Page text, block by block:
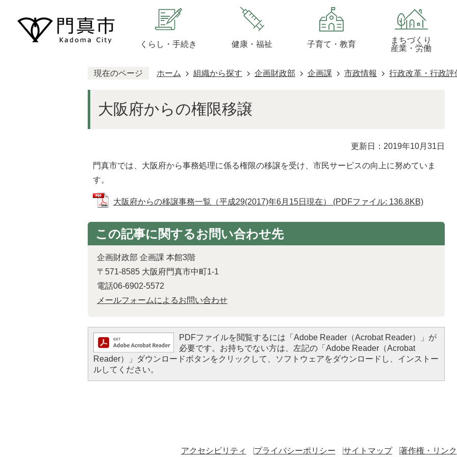
くらし・手続き 健康・福祉 子育て・教育
まちづくり
産業・労働
現在のページ ホーム 組織から探す 企画財政部 企画課 市政情報 行政改革・行政評
大阪府からの権限移譲
更新日：2019年10月31日
門真市では、大阪府から事務処理に係る権限の移譲を受け、市民サービスの向上に努めていま
す。
大阪府からの移譲事務一覧（平成29(2017)年6月15日現在） (PDFファイル: 136.8KB)
この記事に関するお問い合わせ先
企画財政部 企画課 本館3階
〒571-8585 大阪府門真市中町1-1
電話06-6902-5572
メールフォームによるお問い合わせ
PDFファイルを閲覧するには「Adobe Reader（Acrobat Reader）」が
必要です。お持ちでない方は、左記の「Adobe Reader（Acrobat
Reader）」ダウンロードボタンをクリックして、ソフトウェアをダウンロードし、インストー
ルしてください。
アクセシビリティ プライバシーポリシー サイトマップ 著作権・リンク